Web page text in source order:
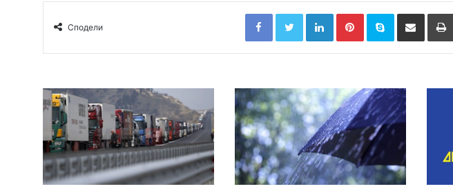
Сподели
FacebookTwitterLinkedInPinterestSkype Сподели преку Е-маил